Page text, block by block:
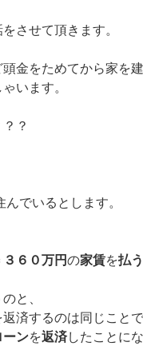
させて頂きます。
金をためてから家を
います。
？
でいるとします。
３６０万円の家賃を払う
と、
済するのは同じこと
ーンを返済したことに